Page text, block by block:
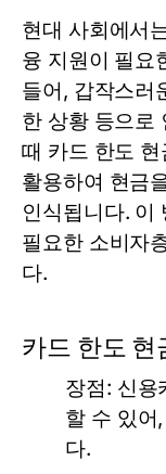
현대 사회에서
융 지원이 필요
들어, 갑작스러
한 상황 등으로
때 카드 한도
활용하여 현금
인식됩니다. 이
필요한 소비자
다.
카드 한도 현
장점: 신용
할 수 있어
다.